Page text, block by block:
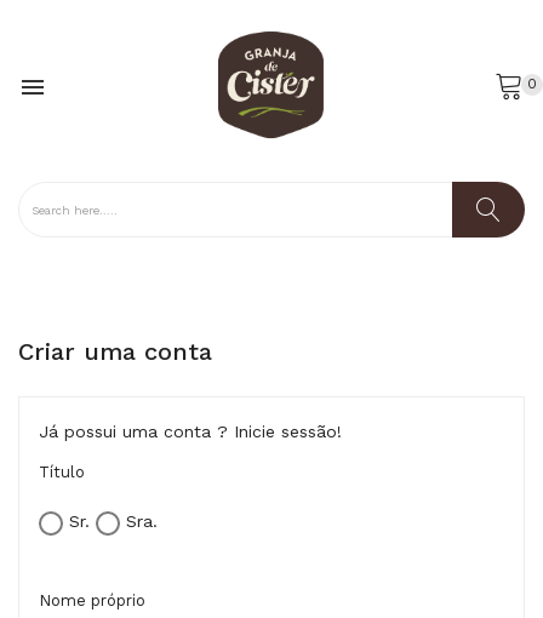
 0
Criar uma conta
Já possui uma conta ? Inicie sessão!
Título
Sr. Sra.
Nome próprio